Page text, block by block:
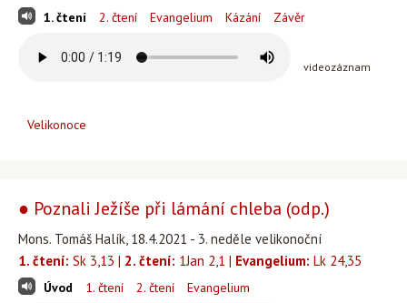
1. čtení 2. čtení Evangelium Kázání Závěr
videozáznam
Velikonoce
● Poznali Ježíše při lámání chleba (odp.)
Mons. Tomáš Halík, 18.4.2021 - 3. neděle velikonoční
1. čtení: Sk 3,13 | 2. čtení: 1Jan 2,1 | Evangelium: Lk 24,35
Úvod 1. čtení 2. čtení Evangelium